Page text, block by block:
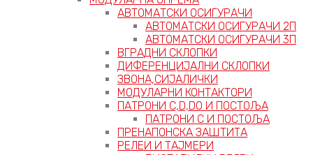
АВТОМАТСКИ ОСИГУРАЧИ
АВТОМАТСКИ ОСИГУРАЧИ 2П
АВТОМАТСКИ ОСИГУРАЧИ 3П
ВГРАДНИ СКЛОПКИ
ДИФЕРЕНЦИЈАЛНИ СКЛОПКИ
ЗВОНА,СИЈАЛИЧКИ
МОДУЛАРНИ КОНТАКТОРИ
ПАТРОНИ C,D,D0 И ПОСТОЉА
ПАТРОНИ C И ПОСТОЉА
ПРЕНАПОНСКА ЗАШТИТА
РЕЛЕИ И ТАЈМЕРИ